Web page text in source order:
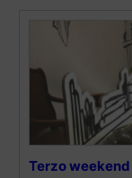
Terzo weekend